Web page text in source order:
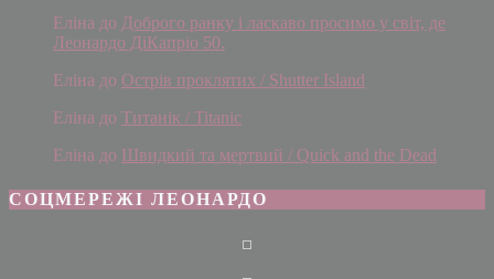
Еліна до Доброго ранку і ласкаво просимо у світ, де
Леонардо ДіКапріо 50.
Еліна до Острів проклятих / Shutter Island
Еліна до Титанік / Titanic
Еліна до Швидкий та мертвий / Quick and the Dead
СОЦМЕРЕЖІ ЛЕОНАРДО